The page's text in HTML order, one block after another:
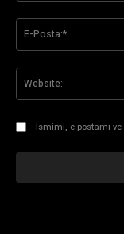
Ismimi, e-postamı